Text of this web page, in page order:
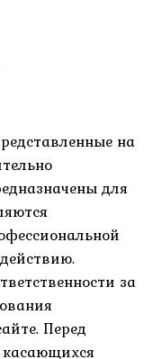
на
для
за
Перед